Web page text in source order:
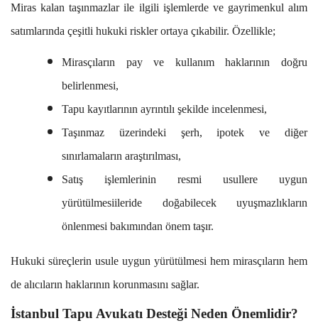
Miras kalan taşınmazlar ile ilgili işlemlerde ve gayrimenkul alım
satımlarında çeşitli hukuki riskler ortaya çıkabilir. Özellikle;
Mirasçıların pay ve kullanım haklarının doğru
belirlenmesi,
Tapu kayıtlarının ayrıntılı şekilde incelenmesi,
Taşınmaz üzerindeki şerh, ipotek ve diğer
sınırlamaların araştırılması,
Satış işlemlerinin resmi usullere uygun
yürütülmesiileride doğabilecek uyuşmazlıkların
önlenmesi bakımından önem taşır.
Hukuki süreçlerin usule uygun yürütülmesi hem mirasçıların hem
de alıcıların haklarının korunmasını sağlar.
İstanbul Tapu Avukatı Desteği Neden Önemlidir?